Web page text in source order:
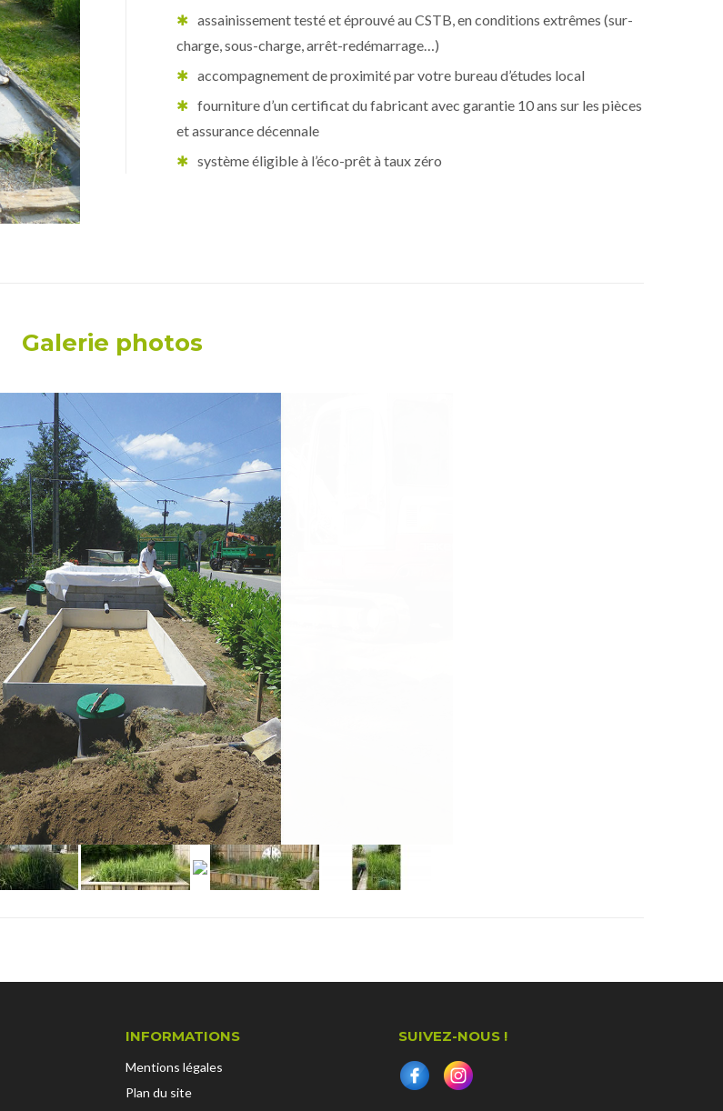
assainissement testé et éprouvé au CSTB, en conditions extrêmes (sur-
charge, sous-charge, arrêt-redémarrage…)
accompagnement de proximité par votre bureau d’études local
fourniture d’un certificat du fabricant avec garantie 10 ans sur les pièces
et assurance décennale
système éligible à l’éco-prêt à taux zéro
Galerie photos
INFORMATIONS
Mentions légales
Plan du site
SUIVEZ-NOUS !